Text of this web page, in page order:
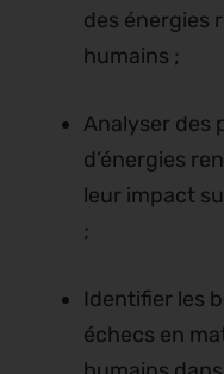
des énergies
humains ;
Analyser des
d’énergies
leur impact
;
Identifier les
échecs en